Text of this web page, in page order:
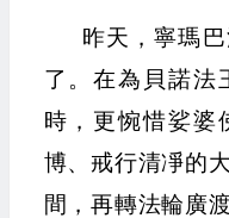
昨天，寧瑪
了。在為貝諾法
時，更惋惜娑婆
博、戒行清凈的
間，再轉法輪廣